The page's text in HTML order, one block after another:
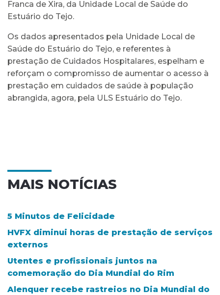
Franca de Xira, da Unidade Local de Saúde do
Estuário do Tejo.
Os dados apresentados pela Unidade Local de
Saúde do Estuário do Tejo, e referentes à
prestação de Cuidados Hospitalares, espelham e
reforçam o compromisso de aumentar o acesso à
prestação em cuidados de saúde à população
abrangida, agora, pela ULS Estuário do Tejo.
MAIS NOTÍCIAS
5 Minutos de Felicidade
HVFX diminui horas de prestação de serviços
externos
Utentes e profissionais juntos na
comemoração do Dia Mundial do Rim
Alenquer recebe rastreios no Dia Mundial do